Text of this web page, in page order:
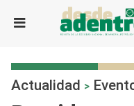
Actualidad >